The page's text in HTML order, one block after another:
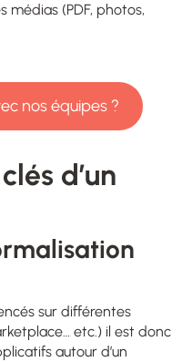
médias (PDF, photos,
nos équipes ?
d’un
sur différentes
etc.) il est donc
autour d’un